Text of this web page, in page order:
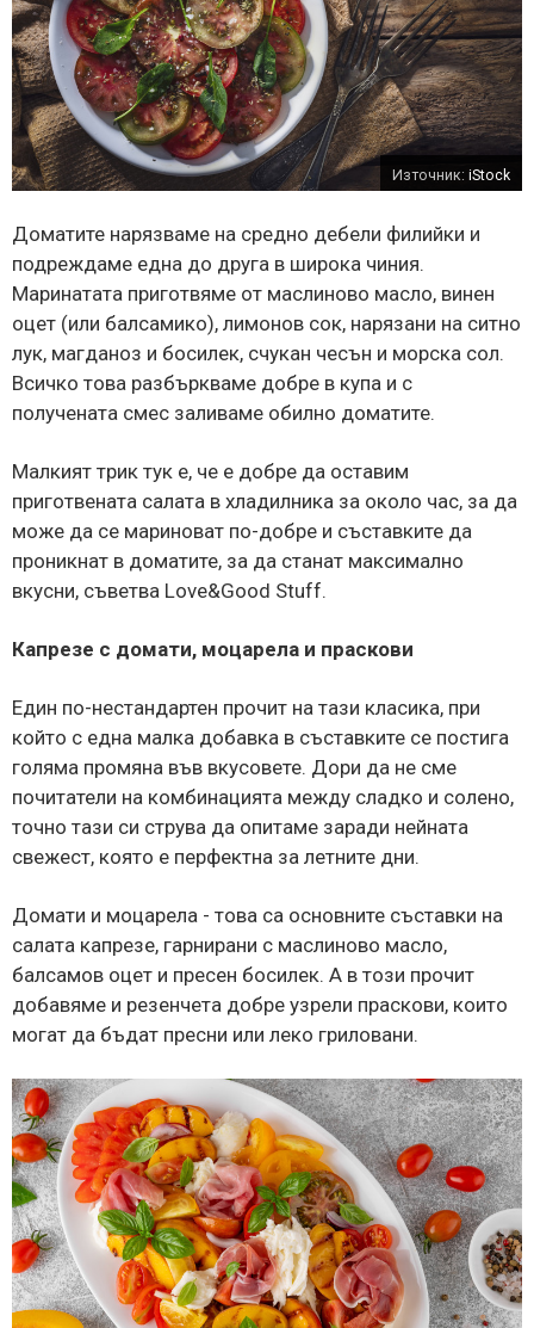
Източник: iStock
Доматите нарязваме на средно дебели филийки и
подреждаме една до друга в широка чиния.
Маринатата приготвяме от маслиново масло, винен
оцет (или балсамико), лимонов сок, нарязани на ситно
лук, магданоз и босилек, счукан чесън и морска сол.
Всичко това разбъркваме добре в купа и с
получената смес заливаме обилно доматите.
Малкият трик тук е, че е добре да оставим
приготвената салата в хладилника за около час, за да
може да се мариноват по-добре и съставките да
проникнат в доматите, за да станат максимално
вкусни, съветва Love&Good Stuff.
Капрезе с домати, моцарела и праскови
Един по-нестандартен прочит на тази класика, при
който с една малка добавка в съставките се постига
голяма промяна във вкусовете. Дори да не сме
почитатели на комбинацията между сладко и солено,
точно тази си струва да опитаме заради нейната
свежест, която е перфектна за летните дни.
Домати и моцарела - това са основните съставки на
салата капрезе, гарнирани с маслиново масло,
балсамов оцет и пресен босилек. А в този прочит
добавяме и резенчета добре узрели праскови, които
могат да бъдат пресни или леко гриловани.